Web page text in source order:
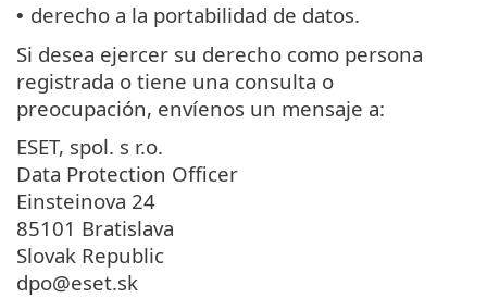
• derecho a la portabilidad de datos.
Si desea ejercer su derecho como persona
registrada o tiene una consulta o
preocupación, envíenos un mensaje a:
ESET, spol. s r.o.
Data Protection Officer
Einsteinova 24
85101 Bratislava
Slovak Republic
dpo@eset.sk